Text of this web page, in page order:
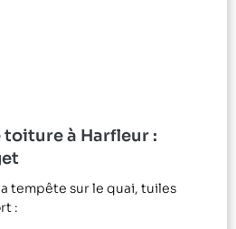
à Harfleur :
tempête sur le quai, tuiles
: